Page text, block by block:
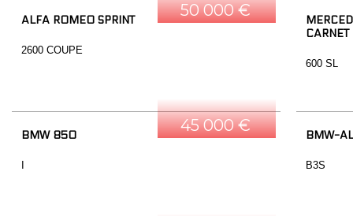
50 000 €
ALFA ROMEO SPRINT
2600 COUPE
CARNET
600 SL
45 000 €
BMW 850 BMW-
B3S